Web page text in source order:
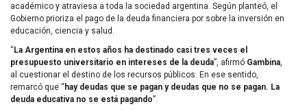
académico y atraviesa a toda la sociedad argentina. Según planteó, el
Gobierno prioriza el pago de la deuda financiera por sobre la inversión en
educación, ciencia y salud.
“ La Argentina en estos años ha destinado casi tres veces el
presupuesto universitario en intereses de la deuda”, afirmó Gambina,
al cuestionar el destino de los recursos públicos. En ese sentido,
remarcó que “ hay deudas que se pagan y deudas que no se pagan. La
deuda educativa no se está pagando”.